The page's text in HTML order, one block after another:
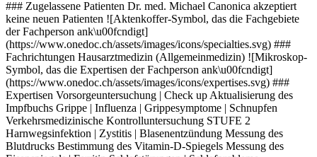
### Zugelassene Patienten Dr. med. Michael Canonica akzeptiert
keine neuen Patienten ![Aktenkoffer-Symbol, das die Fachgebiete
der Fachperson ank\u00fcndigt]
(https://www.onedoc.ch/assets/images/icons/specialties.svg) ###
Fachrichtungen Hausarztmedizin (Allgemeinmedizin) ![Mikroskop-
Symbol, das die Expertisen der Fachperson ank\u00fcndigt]
(https://www.onedoc.ch/assets/images/icons/expertises.svg) ###
Expertisen Vorsorgeuntersuchung | Check up Aktualisierung des
Impfbuchs Grippe | Influenza | Grippesymptome | Schnupfen
Verkehrsmedizinische Kontrolluntersuchung STUFE 2
Harnwegsinfektion | Zystitis | Blasenentzündung Messung des
Blutdrucks Bestimmung des Vitamin-D-Spiegels Messung des